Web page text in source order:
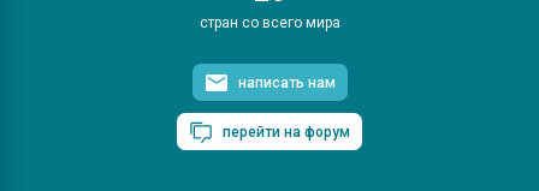
стран со всего мира
написать нам
перейти на форум